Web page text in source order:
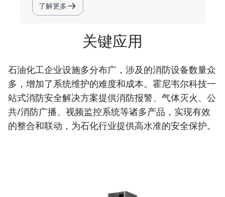
了解更多
关键应用
石油化工企业设施多分布广，涉及的消防设备数量众
多，增加了系统维护的难度和成本。霍尼韦尔科技一
站式消防安全解决方案提供消防报警、气体灭火、公
共/消防广播、视频监控系统等诸多产品，实现有效
的整合和联动，为石化行业提供高水准的安全保护。